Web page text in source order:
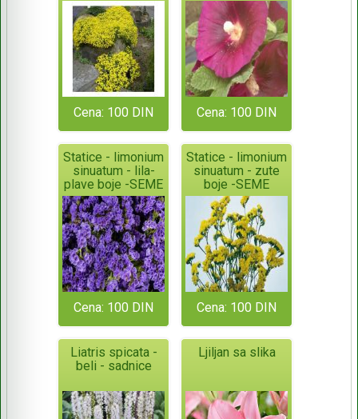
Cena: 100 DIN Cena: 100 DIN
Statice - limonium
sinuatum - lila-
plave boje -SEME
Cena: 100 DIN
Statice - limonium
sinuatum - zute
boje -SEME
Cena: 100 DIN
Liatris spicata -
beli - sadnice
Ljiljan sa slika